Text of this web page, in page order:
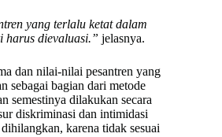
yang terlalu ketat dalam
harus dievaluasi.” jelasnya.
dan nilai-nilai pesantren yang
sebagai bagian dari metode
semestinya dilakukan secara
diskriminasi dan intimidasi
karena tidak sesuai